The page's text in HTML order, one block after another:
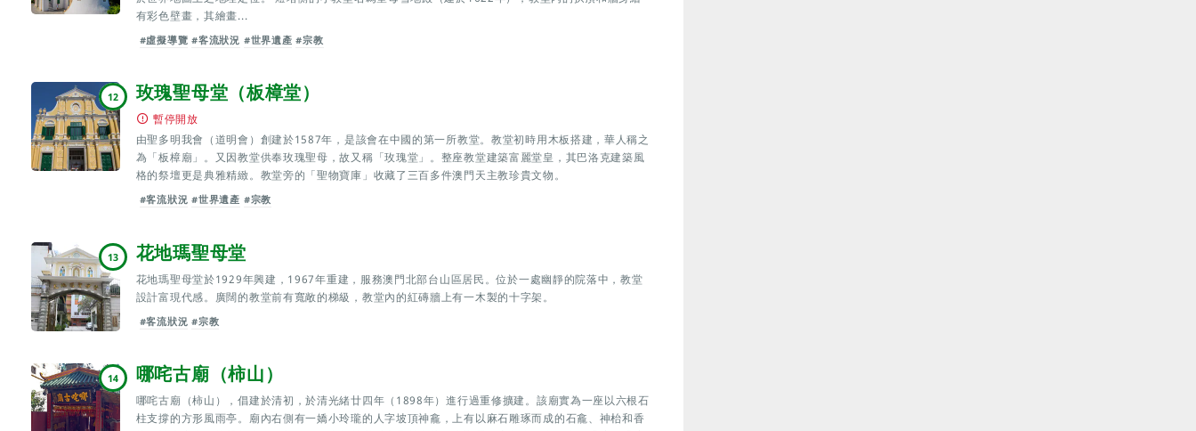
有彩色壁畫，其繪畫...
#虛擬導覽 #客流狀況 #世界遺產 #宗教
12 玫瑰聖母堂（板樟堂）
暫停開放
由聖多明我會（道明會）創建於1587年，是該會在中國的第一所教堂。教堂初時用木板搭建，華人稱之
為「板樟廟」。又因教堂供奉玫瑰聖母，故又稱「玫瑰堂」。整座教堂建築富麗堂皇，其巴洛克建築風
格的祭壇更是典雅精緻。教堂旁的「聖物寶庫」收藏了三百多件澳門天主教珍貴文物。
#客流狀況 #世界遺產 #宗教
13 花地瑪聖母堂
花地瑪聖母堂於1929年興建，1967年重建，服務澳門北部台山區居民。位於一處幽靜的院落中，教堂
設計富現代感。廣闊的教堂前有寬敞的梯級，教堂內的紅磚牆上有一木製的十字架。
#客流狀況 #宗教
14 哪咤古廟（柿山）
哪咤古廟（柿山），倡建於清初，於清光緒廿四年（1898年）進行過重修擴建。該廟實為一座以六根石
柱支撐的方形風雨亭。廟內右側有一嬌小玲瓏的人字坡頂神龕，上有以麻石雕琢而成的石龕、神枱和香